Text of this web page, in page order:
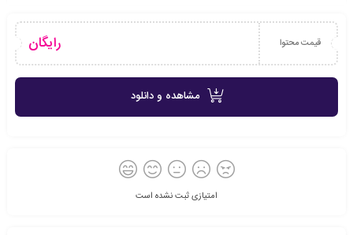
قیمت محتوا رایگان
مشاهده و دانلود
امتیازی ثبت نشده است